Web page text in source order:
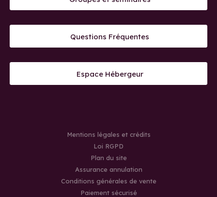
Questions Fréquentes
Espace Hébergeur
Mentions légales et crédits
Loi RGPD
Plan du site
Assurance annulation
Conditions générales de vente
Paiement sécurisé